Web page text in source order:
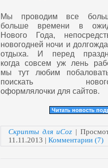
Мы проводим все
больше времени в
Нового Года,
новогодней ночи и
отдыха. И перед
когда совсем уж лень
мы тут любим
поискать
оформлялочки для сайтов.
Читать новость
Скрипты для uCoz |
11.11.2013 | Комментарии (7)